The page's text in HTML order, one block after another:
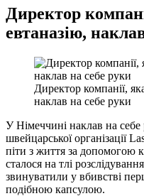
Директор
евтаназію,
Директор компанії,
наклав на себе руки
У Німеччині наклав на
швейцарської організації
піти з життя за допомогою
сталося на тлі
звинуватили у вбивстві
подібною капсулою.